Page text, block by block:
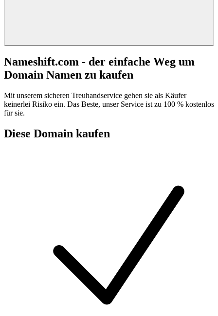
Nameshift.com - der einfache Weg um
Domain Namen zu kaufen
Mit unserem sicheren Treuhandservice gehen sie als Käufer
keinerlei Risiko ein. Das Beste, unser Service ist zu 100 % kostenlos
für sie.
Diese Domain kaufen